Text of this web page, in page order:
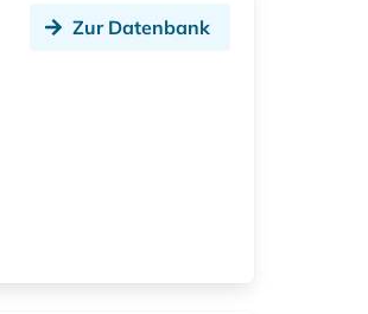
Zur Datenbank